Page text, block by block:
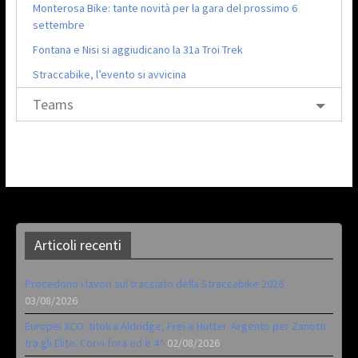
Monterosa Bike: tante novità per la gara del prossimo 6
settembre
Fontana e Nisi si aggiudicano la 31a Troi Trek
Straccabike, l’evento si avvicina
Teams
Articoli recenti
Procedono i lavori sul tracciato della Straccabike 2026
03/08/2026
Europei XCO: titoli a Aldridge, Frei e Hutter. Argento per Zanotti
tra gli Elite. Corvi fora ed è 4^ 02/08/2026